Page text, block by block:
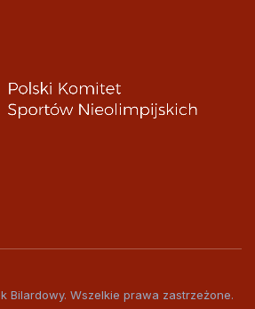
Bilardowy. Wszelkie prawa zastrzeżone.